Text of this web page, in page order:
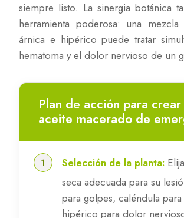
siempre listo. La sinergia botánica
herramienta poderosa: una
árnica e hipérico puede tratar
hematoma y el dolor nervioso de un
Plan de acción para crear
aceite macerado de
Selección de la planta:
seca adecuada para su
para golpes, caléndula para
hipérico para dolor